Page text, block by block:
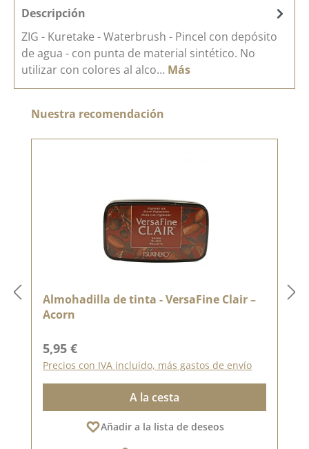
Descripción
ZIG - Kuretake - Waterbrush - Pincel con depósito
de agua - con punta de material sintético. No
utilizar con colores al alco… Más
Omitir la galería de productos
Nuestra recomendación
Almohadilla de tinta - VersaFine Clair –
Acorn
Precio normal:
5,95 €
Precios con IVA incluido, más gastos de envío
A la cesta
Añadir a la lista de deseos